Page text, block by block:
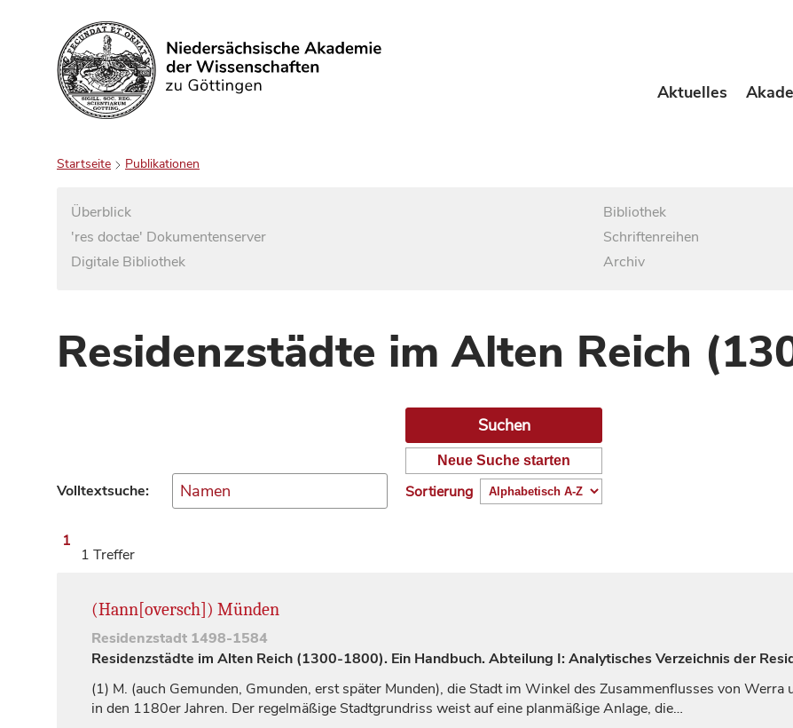
Suchen Aktuelles
Startseite Publikationen
Überblick
'res doctae' Dokumentenserver
Digitale Bibliothek
Bibliothek
Schriftenreihen
Archiv
Residenzstädte im Alten Reich
Volltextsuche:
Neue Suche starten
Sortierung
1
1 Treffer
(Hann[oversch]) Münden
Residenzstadt 1498-1584
Residenzstädte im Alten Reich (1300-1800). Ein Handbuch. Abteilung I: Analytisches Verzeichnis der
(1) M. (auch Gemunden, Gmunden, erst später Munden), die Stadt im Winkel des Zusammenflusses von
in den 1180er Jahren. Der regelmäßige Stadtgrundriss weist auf eine planmäßige Anlage, die…